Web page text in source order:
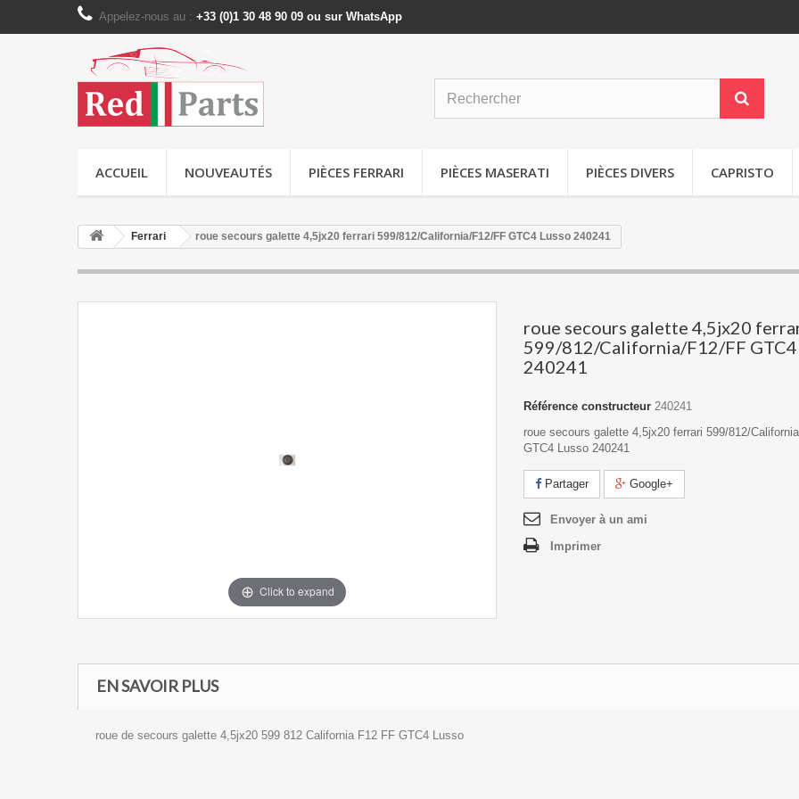
Appelez-nous au : +33 (0)1 30 48 90 09 ou sur WhatsApp
ACCUEIL NOUVEAUTÉS PIÈCES FERRARI PIÈCES MASERATI PIÈCES DIVERS CAPRISTO
Ferrari roue secours galette 4,5jx20 ferrari 599/812/California/F12/FF GTC4 Lusso 240241
Click to expand
roue secours galette 4,5jx20
599/812/California/F12/FF GTC4
240241
Référence constructeur 240241
roue secours galette 4,5jx20 ferrari 599/812/
GTC4 Lusso 240241
Partager Google+
Envoyer à un ami
Imprimer
EN SAVOIR PLUS
roue de secours galette 4,5jx20 599 812 California F12 FF GTC4 Lusso